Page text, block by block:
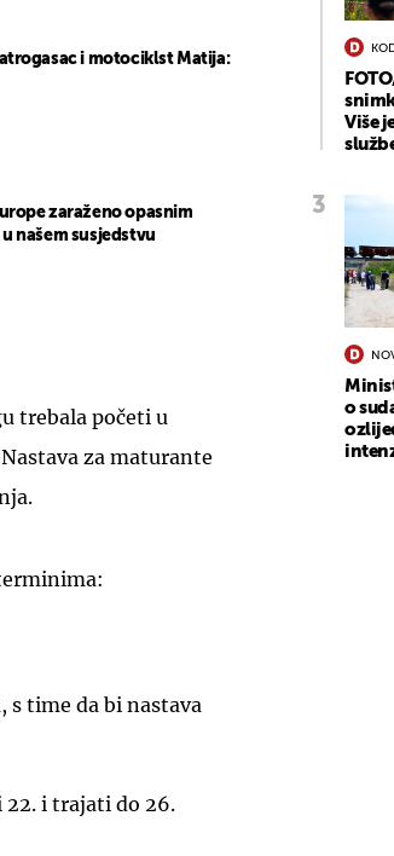
i motociklst Matija:
zaraženo opasnim
našem susjedstvu
trebala početi u
za maturante
s time da bi nastava
i trajati do 26.
Više
o